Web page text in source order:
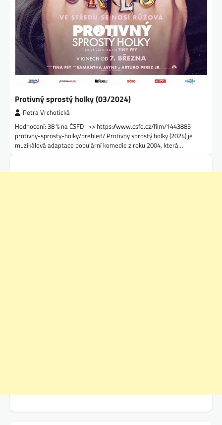
Protivný sprostý holky (03/2024)
Petra Vrchotická
Hodnocení: 38 % na ČSFD ->> https://www.csfd.cz/film/1443885-
protivny-sprosty-holky/prehled/ Protivný sprostý holky (2024) je
muzikálová adaptace populární komedie z roku 2004, která…